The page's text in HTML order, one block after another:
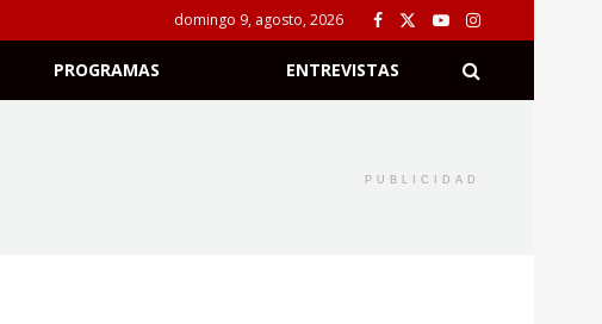
domingo 9, agosto, 2026
PROGRAMAS ENTREVISTAS
PUBLICIDAD